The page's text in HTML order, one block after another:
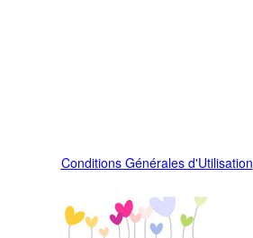
Conditions Générales d'Utilisation